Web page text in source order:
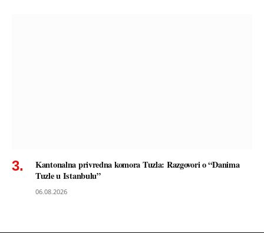
Kantonalna privredna komora Tuzla: Razgovori o “Danima
Tuzle u Istanbulu”
06.08.2026